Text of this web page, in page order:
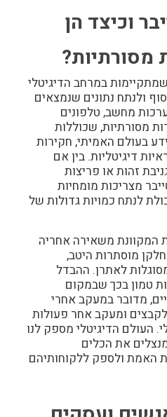
וכיצד הן
מסורתיות?
במרחב הדיגיטלי
ולנתח נתונים שנמצאים
מחשב, טלפונים
מסורתיות, שכוללות
בעולם האמיתי, חקירות
דיגיטליות. בין אם
זהות או פריצות
מצריכות מומחיות
לנתח כמויות גדולות של
המקוונת משאירה אחריה
מוסתרות היטב,
לאתרן. ההבדל
טמון בכך שבמקום
מדובר במעקב אחרי
ומעקב אחר פעולות
העולם הדיגיטלי מספק לנו
את הכלים
האמת ולספק ללקוחותיהם